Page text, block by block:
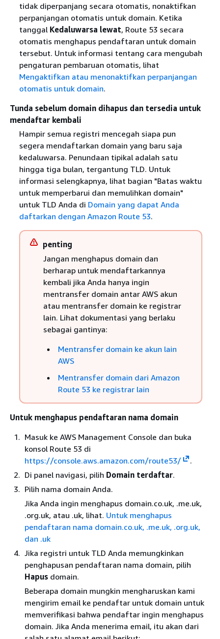
tidak diperpanjang secara otomatis, nonaktifkan
perpanjangan otomatis untuk domain. Ketika
tanggal Kedaluwarsa lewat, Route 53 secara
otomatis menghapus pendaftaran untuk domain
tersebut. Untuk informasi tentang cara mengubah
pengaturan pembaruan otomatis, lihat
Mengaktifkan atau menonaktifkan perpanjangan
otomatis untuk domain.
Tunda sebelum domain dihapus dan tersedia untuk
mendaftar kembali
Hampir semua registri mencegah siapa pun
segera mendaftarkan domain yang baru saja
kedaluwarsa. Penundaan tipikal adalah satu
hingga tiga bulan, tergantung TLD. Untuk
informasi selengkapnya, lihat bagian "Batas waktu
untuk memperbarui dan memulihkan domain"
untuk TLD Anda di Domain yang dapat Anda
daftarkan dengan Amazon Route 53.
penting
Jangan menghapus domain dan
berharap untuk mendaftarkannya
kembali jika Anda hanya ingin
mentransfer domain antar AWS akun
atau mentransfer domain ke registrar
lain. Lihat dokumentasi yang berlaku
sebagai gantinya:
Mentransfer domain ke akun lain
AWS
Mentransfer domain dari Amazon
Route 53 ke registrar lain
Untuk menghapus pendaftaran nama domain
Masuk ke AWS Management Console dan buka
konsol Route 53 di
https://console.aws.amazon.com/route53/
.
Di panel navigasi, pilih Domain terdaftar.
Pilih nama domain Anda.
Jika Anda ingin menghapus domain.co.uk, .me.uk,
.org.uk, atau .uk, lihat. Untuk menghapus
pendaftaran nama domain.co.uk, .me.uk, .org.uk,
dan .uk
Jika registri untuk TLD Anda memungkinkan
penghapusan pendaftaran nama domain, pilih
Hapus domain.
Beberapa domain mungkin mengharuskan kami
mengirim email ke pendaftar untuk domain untuk
memverifikasi bahwa pendaftar ingin menghapus
domain. Jika Anda menerima email, itu akan dari